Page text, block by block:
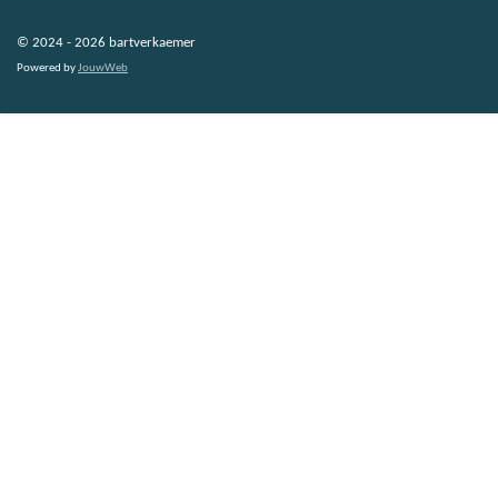
© 2024 - 2026 bartverkaemer
Powered byJouwWeb